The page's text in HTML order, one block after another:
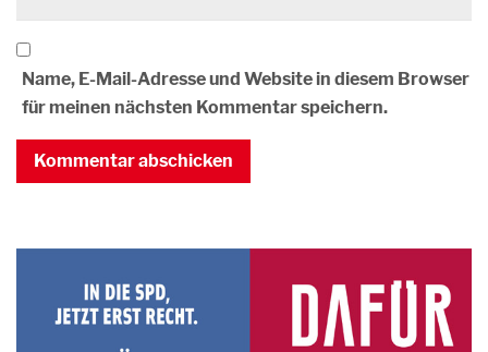
Name, E-Mail-Adresse und Website in diesem Browser
für meinen nächsten Kommentar speichern.